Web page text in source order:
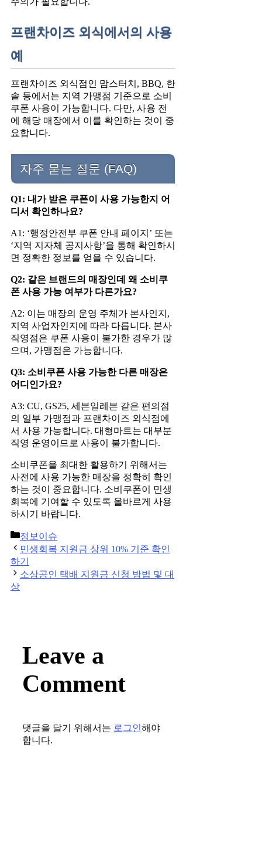
프랜차이즈 외식에서의 사용
예
프랜차이즈 외식점인 맘스터치, BBQ, 한
솥 등에서는 지역 가맹점 기준으로 소비
쿠폰 사용이 가능합니다. 다만, 사용 전
에 해당 매장에서 이를 확인하는 것이 중
요합니다.
자주 묻는 질문 (FAQ)
Q1: 내가 받은 쿠폰이 사용 가능한지 어
디서 확인하나요?
A1: ‘행정안전부 쿠폰 안내 페이지’ 또는
‘지역 지자체 공지사항’을 통해 확인하시
면 정확한 정보를 얻을 수 있습니다.
Q2: 같은 브랜드의 매장인데 왜 소비쿠
폰 사용 가능 여부가 다른가요?
A2: 이는 매장의 운영 주체가 본사인지,
지역 사업자인지에 따라 다릅니다. 본사
직영점은 쿠폰 사용이 불가한 경우가 많
으며, 가맹점은 가능합니다.
Q3: 소비쿠폰 사용 가능한 다른 매장은
어디인가요?
A3: CU, GS25, 세븐일레븐 같은 편의점
의 일부 가맹점과 프랜차이즈 외식점에
서 사용 가능합니다. 대형마트는 대부분
직영 운영이므로 사용이 불가합니다.
소비쿠폰을 최대한 활용하기 위해서는
사전에 사용 가능한 매장을 정확히 확인
하는 것이 중요합니다. 소비쿠폰이 민생
회복에 기여할 수 있도록 올바르게 사용
하시기 바랍니다.
Categories
정보이슈
Post
navigation
민생회복 지원금 상위 10% 기준 확인
하기
소상공인 택배 지원금 신청 방법 및 대
상
Leave a
Comment
댓글을 달기 위해서는 로그인해야
합니다.